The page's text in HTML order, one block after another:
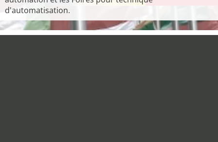
d'automatisation.